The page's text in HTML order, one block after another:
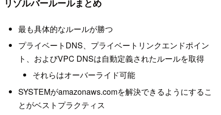
リゾルバールールまとめ
最も具体的なルールが勝つ
プライベートDNS、プライベートリンクエンドポイン
ト、およびVPC DNSは自動定義されたルールを取得
それらはオーバーライド可能
SYSTEMがamazonaws.comを解決できるようにするこ
とがベストプラクティス